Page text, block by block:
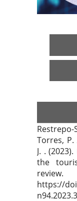
Torres, P.
J. .
the
review.
https://